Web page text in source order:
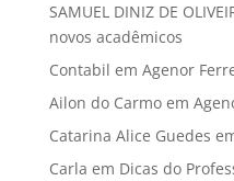
SAMUEL DINIZ DE
novos acadêmicos
Contabil em Agenor
Ailon do Carmoem
Catarina Alice Guedes
Carla em Dicas do